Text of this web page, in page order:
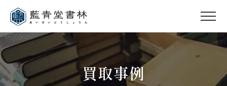
買取事例